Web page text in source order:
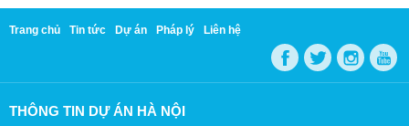
Trang chủ Tin tức Dự án Pháp lý Liên hệ
THÔNG TIN DỰ ÁN HÀ NỘI